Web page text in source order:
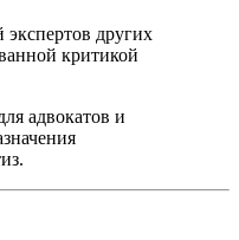
экспертов других
критикой
адвокатов и